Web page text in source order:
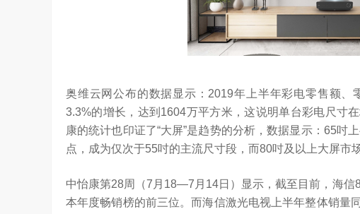
奥维云网公布的数据显示：2019年上半年彩电零售额
3.3%的增长，达到1604万平方米，这说明单台彩电尺寸
康的统计也印证了“大屏”是趋势的分析，数据显示：65吋
点，成为仅次于55吋的主流尺寸段，而80吋及以上大屏市
中怡康第28周（7月18—7月14日）显示，截至目前，海
本年度畅销榜的前三位。而海信激光电视上半年整体销量
真正的科技普惠大众
3.24W
体现了海信在变频技术上
算力不是最贵的？谷歌首席科学家：把数据“搬来搬去”才是烧钱大头
访谈 6 天前
上，分享了他对…